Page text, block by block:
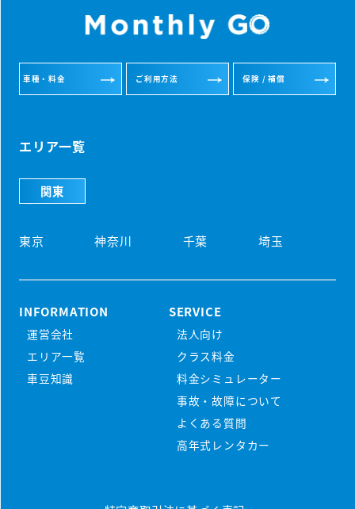
初めての方
マンスリーレンタカーとは
プラン・料金
車種・料金 ご利用方法 保険 / 補償
エリア一覧
関東
東京 神奈川 千葉 埼玉
INFORMATION
運営会社
エリア一覧
車豆知識
SERVICE
法人向け
クラス料金
料金シミュレーター
事故・故障について
よくある質問
高年式レンタカー